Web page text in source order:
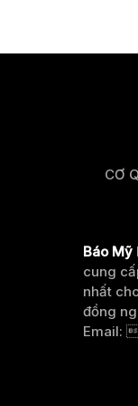
CƠ
Báo Mỹ
cung
nhất
đồng
Email: